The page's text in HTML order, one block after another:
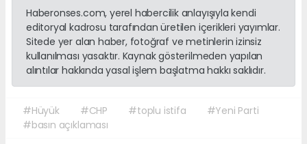
Haberonses.com, yerel habercilik anlayışıyla kendi
editoryal kadrosu tarafından üretilen içerikleri yayımlar.
Sitede yer alan haber, fotoğraf ve metinlerin izinsiz
kullanılması yasaktır. Kaynak gösterilmeden yapılan
alıntılar hakkında yasal işlem başlatma hakkı saklıdır.
#Hüyük #CHP #toplu istifa
#Yeni Parti
#basın açıklaması